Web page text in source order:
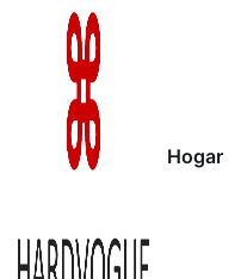
Hogar